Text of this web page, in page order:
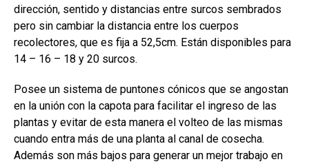
dirección, sentido y distancias entre surcos sembrados
pero sin cambiar la distancia entre los cuerpos
recolectores, que es fija a 52,5cm. Están disponibles para
14 – 16 – 18 y 20 surcos.
Posee un sistema de puntones cónicos que se angostan
en la unión con la capota para facilitar el ingreso de las
plantas y evitar de esta manera el volteo de las mismas
cuando entra más de una planta al canal de cosecha.
Además son más bajos para generar un mejor trabajo en